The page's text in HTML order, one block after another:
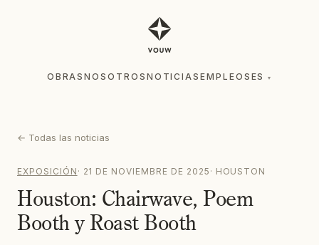
OBRASNOSOTROS NOTICIASEMPLEOS ES ▾
← Todas las noticias
EXPOSICIÓN · 21 DE NOVIEMBRE DE 2025 · HOUSTON
Houston: Chairwave, Poem
Booth y Roast Booth